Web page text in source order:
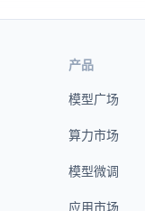
产品
模型广场
算力市场
模型微调
应用市场